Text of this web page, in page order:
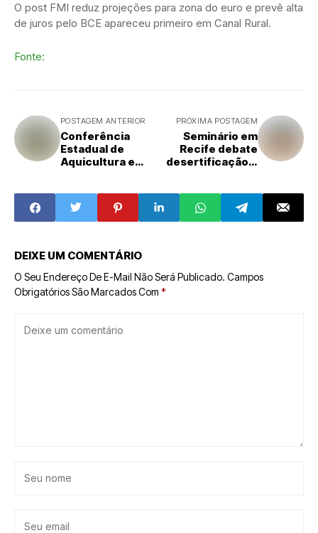
O post FMI reduz projeções para zona do euro e prevê alta
de juros pelo BCE apareceu primeiro em Canal Rural.
Fonte:
POSTAGEM ANTERIOR
Conferência
Estadual de
Aquicultura e
setorial no RS
PRÓXIMA POSTAGEM
Seminário em
Recife debate
desertificação e
DEIXE UM COMENTÁRIO
O Seu Endereço De E-Mail Não Será Publicado. Campos
Obrigatórios São Marcados Com *